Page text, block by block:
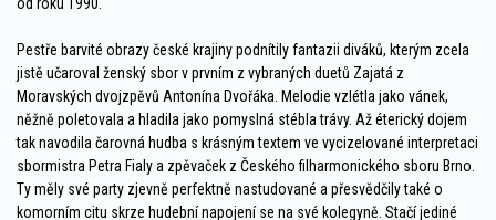
od roku 1990.
Pestře barvité obrazy české krajiny podnítily fantazii diváků, kterým zcela
jistě učaroval ženský sbor v prvním z vybraných duetů Zajatá z
Moravských dvojzpěvů Antonína Dvořáka. Melodie vzlétla jako vánek,
něžně poletovala a hladila jako pomyslná stébla trávy. Až éterický dojem
tak navodila čarovná hudba s krásným textem ve vycizelované interpretaci
sbormistra Petra Fialy a zpěvaček z Českého filharmonického sboru Brno.
Ty měly své party zjevně perfektně nastudované a přesvědčily také o
komorním citu skrze hudební napojení se na své kolegyně. Stačí jediné